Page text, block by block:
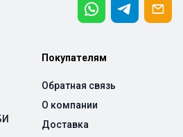
Покупателям
Обратная связь
О компании
Доставка